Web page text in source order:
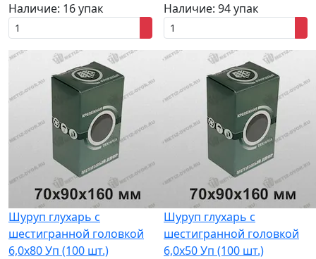
Наличие: 16 упак Наличие: 94 упак
Шуруп глухарь с
шестигранной головкой
6,0x80 Уп (100 шт.)
Шуруп глухарь с
шестигранной головкой
6,0x50 Уп (100 шт.)